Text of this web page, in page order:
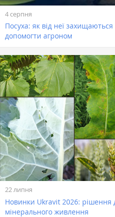
4 серпня
Посуха: як від неї
допомогти агроном
22 липня
Новинки Ukravit 2026: рішення
мінерального живлення